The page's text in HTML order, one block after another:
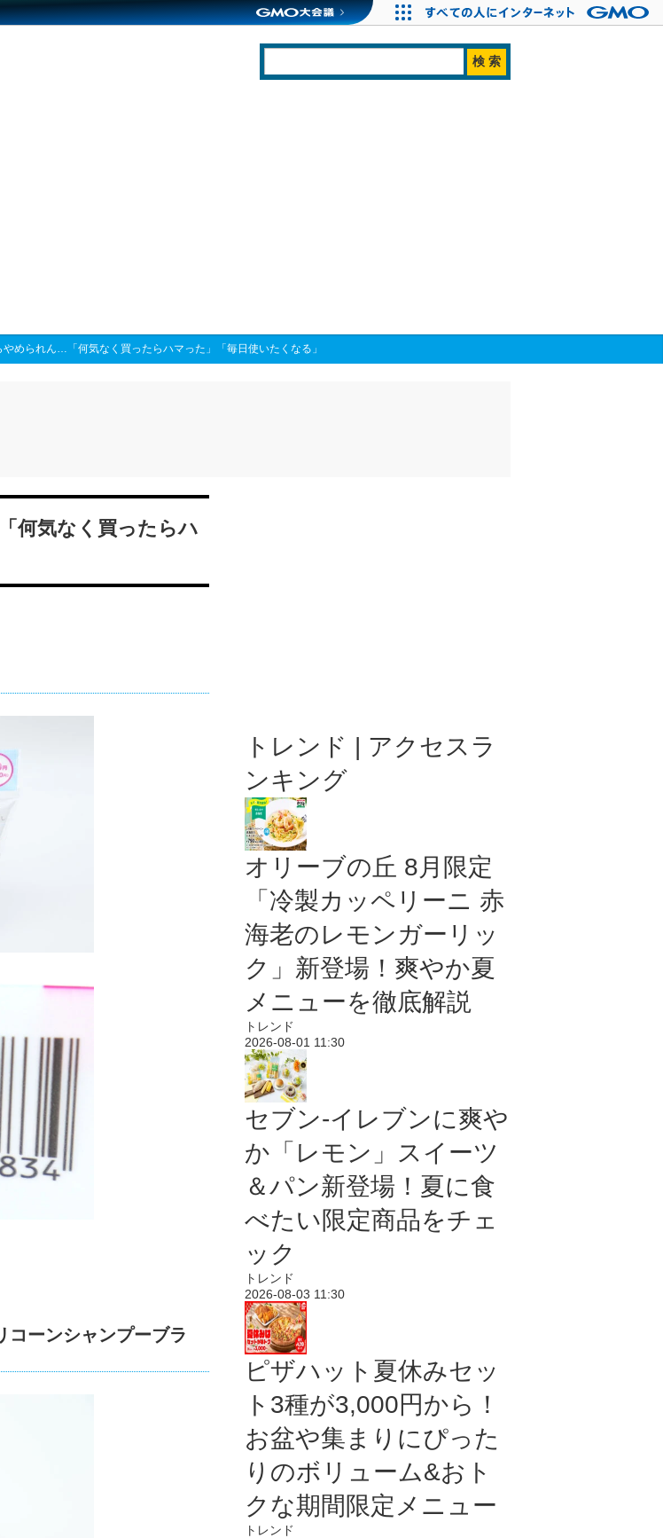
められん…「何気なく買ったらハマった」「毎日使いたくなる」
何気なく買ったらハ
ーンシャンプーブラ
トレンド | アクセスラ
ンキング
オリーブの丘 8月限定
「冷製カッペリーニ 赤
海老のレモンガーリッ
ク」新登場！爽やか夏
メニューを徹底解説
トレンド
2026-08-01 11:30
セブン‐イレブンに爽や
か「レモン」スイーツ
＆パン新登場！夏に食
べたい限定商品をチェ
ック
トレンド
2026-08-03 11:30
ピザハット夏休みセッ
ト3種が3,000円から！
お盆や集まりにぴった
りのボリューム&おト
クな期間限定メニュー
トレンド